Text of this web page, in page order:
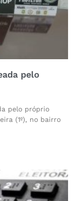
pelo
pelo próprio
(1º), no bairro